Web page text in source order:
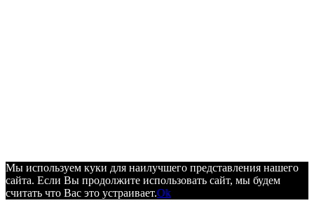
Мы используем куки для наилучшего представления нашего
сайта. Если Вы продолжите использовать сайт, мы будем
считать что Вас это устраивает.Ok